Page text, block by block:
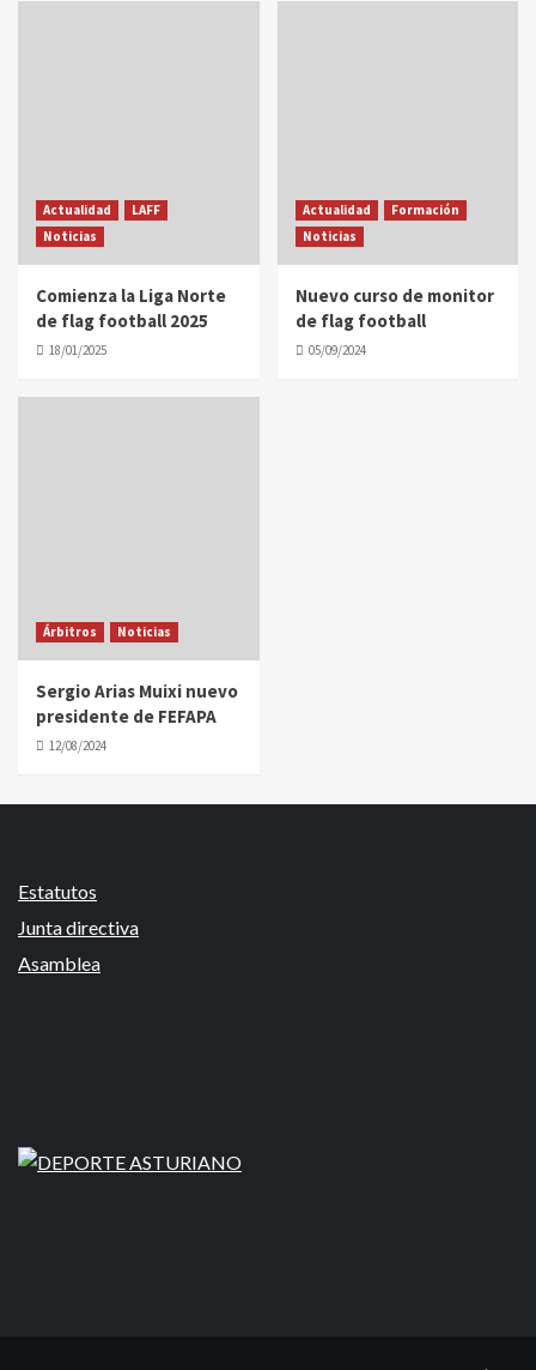
Actualidad
LAFF
Noticias
Comienza la Liga Norte
de flag football 2025
18/01/2025
Actualidad
Formación
Noticias
Nuevo curso de monitor
de flag football
05/09/2024
Árbitros Noticias
Sergio Arias Muixi nuevo
presidente de FEFAPA
12/08/2024
Estatutos
Junta directiva
Asamblea